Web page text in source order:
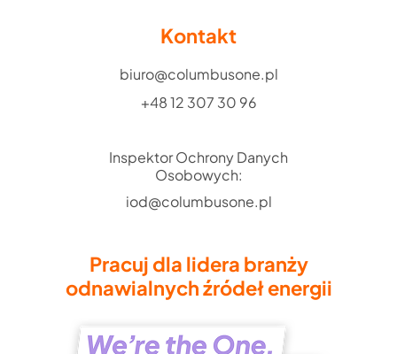
Kontakt
biuro@columbusone.pl
+48 12 307 30 96
Inspektor Ochrony Danych
Osobowych:
iod@columbusone.pl
Pracuj dla lidera branży
odnawialnych źródeł energii